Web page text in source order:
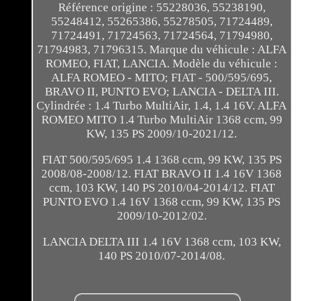
Référence origine : 55228036, 55238190,
55248412, 55265386, 55278505, 71724489,
71724491, 71724563, 71724564, 71794980,
71794983, 71796315. Marque du véhicule : ALFA
ROMEO, FIAT, LANCIA. Modèle du véhicule :
ALFA ROMEO - MITO; FIAT - 500/595/695,
BRAVO II, PUNTO EVO; LANCIA - DELTA III.
Cylindrée : 1.4 Turbo MultiAir, 1.4, 1.4 16V. ALFA
ROMEO MITO 1.4 Turbo MultiAir 1368 ccm, 99
KW, 135 PS 2009/10-2021/12.
FIAT 500/595/695 1.4 1368 ccm, 99 KW, 135 PS
2008/08-2008/12. FIAT BRAVO II 1.4 16V 1368
ccm, 103 KW, 140 PS 2010/04-2014/12. FIAT
PUNTO EVO 1.4 16V 1368 ccm, 99 KW, 135 PS
2009/10-2012/02.
LANCIA DELTA III 1.4 16V 1368 ccm, 103 KW,
140 PS 2010/07-2014/08.